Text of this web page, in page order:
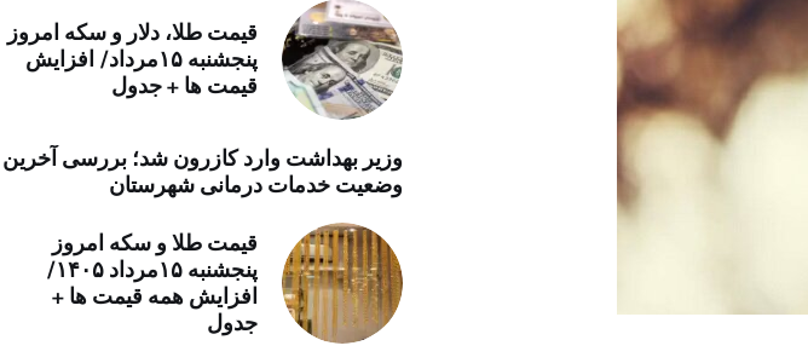
قیمت طلا، دلار و سکه امروز
پنجشنبه ۱۵مرداد/ افزایش
قیمت ها + جدول
وزیر بهداشت وارد کازرون شد؛ بررسی آخرین
وضعیت خدمات درمانی شهرستان
قیمت طلا و سکه امروز
پنجشنبه ۱۵مرداد ۱۴۰۵/
افزایش همه قیمت ها +
جدول